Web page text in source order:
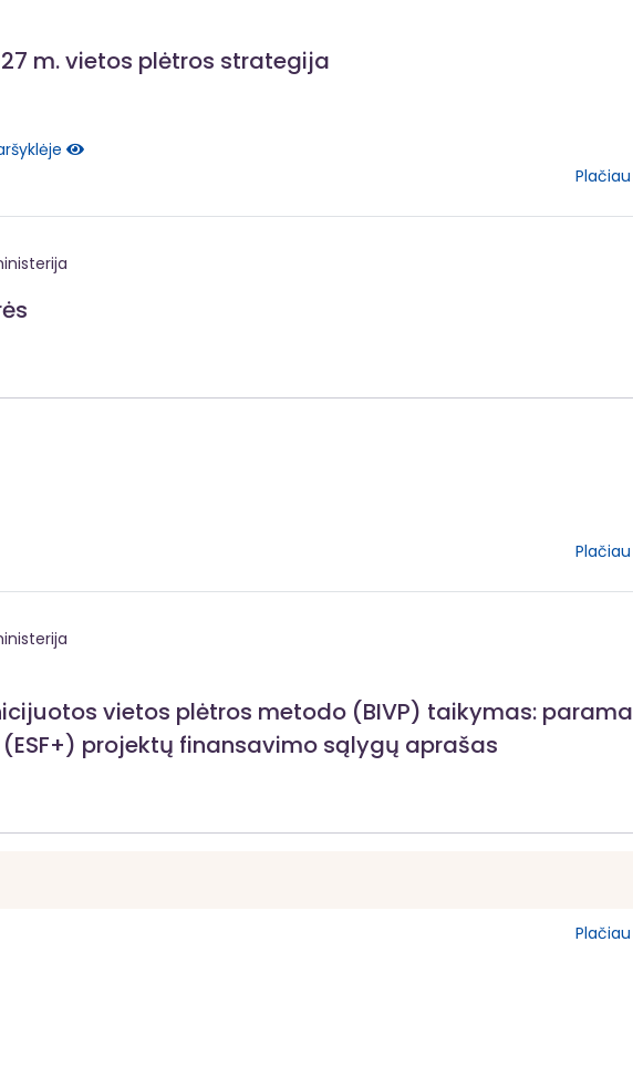
m. vietos plėtros strategija
vietos plėtros metodo (BIVP) taikymas:
projektų finansavimo sąlygų aprašas